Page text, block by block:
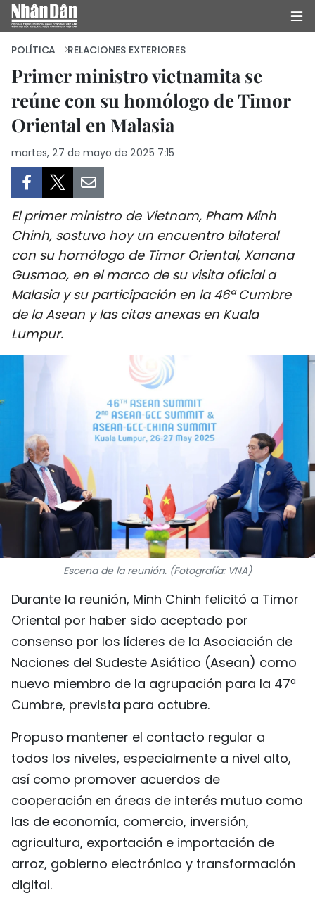
INICIO
POLÍTICA
SALUD - MEDIO AMBIENTE
CULTURA - ENTRETENIMIENTO
INTERNACIONAL
VIAJES
PUENTE DE AMISTAD
HISTORIAS MULTIMEDIA
¿QUIÉNES SOMOS?
TIẾNG VIỆT
中文
FRANÇAIS
РУССКИЙ
POLÍTICA RELACIONES EXTERIORES
Primer ministro vietnamita se
reúne con su homólogo de Timor
Oriental en Malasia
martes, 27 de mayo de 2025 7:15
El primer ministro de Vietnam, Pham Minh
Chinh, sostuvo hoy un encuentro bilateral
con su homólogo de Timor Oriental, Xanana
Gusmao, en el marco de su visita oficial a
Malasia y su participación en la 46ª Cumbre
de la Asean y las citas anexas en Kuala
Lumpur.
Escena de la reunión. (Fotografía: VNA)
Durante la reunión, Minh Chinh felicitó a Timor
Oriental por haber sido aceptado por
consenso por los líderes de la Asociación de
Naciones del Sudeste Asiático (Asean) como
nuevo miembro de la agrupación para la 47ª
Cumbre, prevista para octubre.
Propuso mantener el contacto regular a
todos los niveles, especialmente a nivel alto,
así como promover acuerdos de
cooperación en áreas de interés mutuo como
las de economía, comercio, inversión,
agricultura, exportación e importación de
arroz, gobierno electrónico y transformación
digital.